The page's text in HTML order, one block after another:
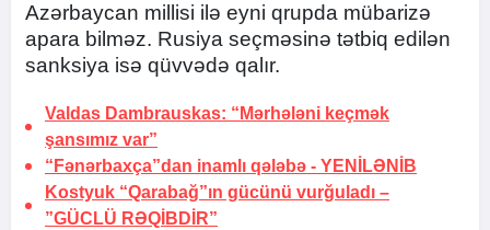
Azərbaycan millisi ilə eyni qrupda mübarizə
apara bilməz. Rusiya seçməsinə tətbiq edilən
sanksiya isə qüvvədə qalır.
Valdas Dambrauskas: “Mərhələni keçmək
şansımız var”
“Fənərbaxça”dan inamlı qələbə - YENİLƏNİB
Kostyuk “Qarabağ”ın gücünü vurğuladı –
”GÜCLÜ RƏQİBDİR”